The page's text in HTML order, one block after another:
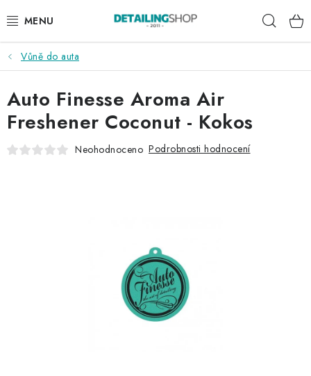
na
AKCE
NOVINKY
EXTERIÉR
Vůně do auta
Auto Finesse Aroma Air
Freshener Coconut - Kokos
Neohodnoceno Podrobnosti hodnocení